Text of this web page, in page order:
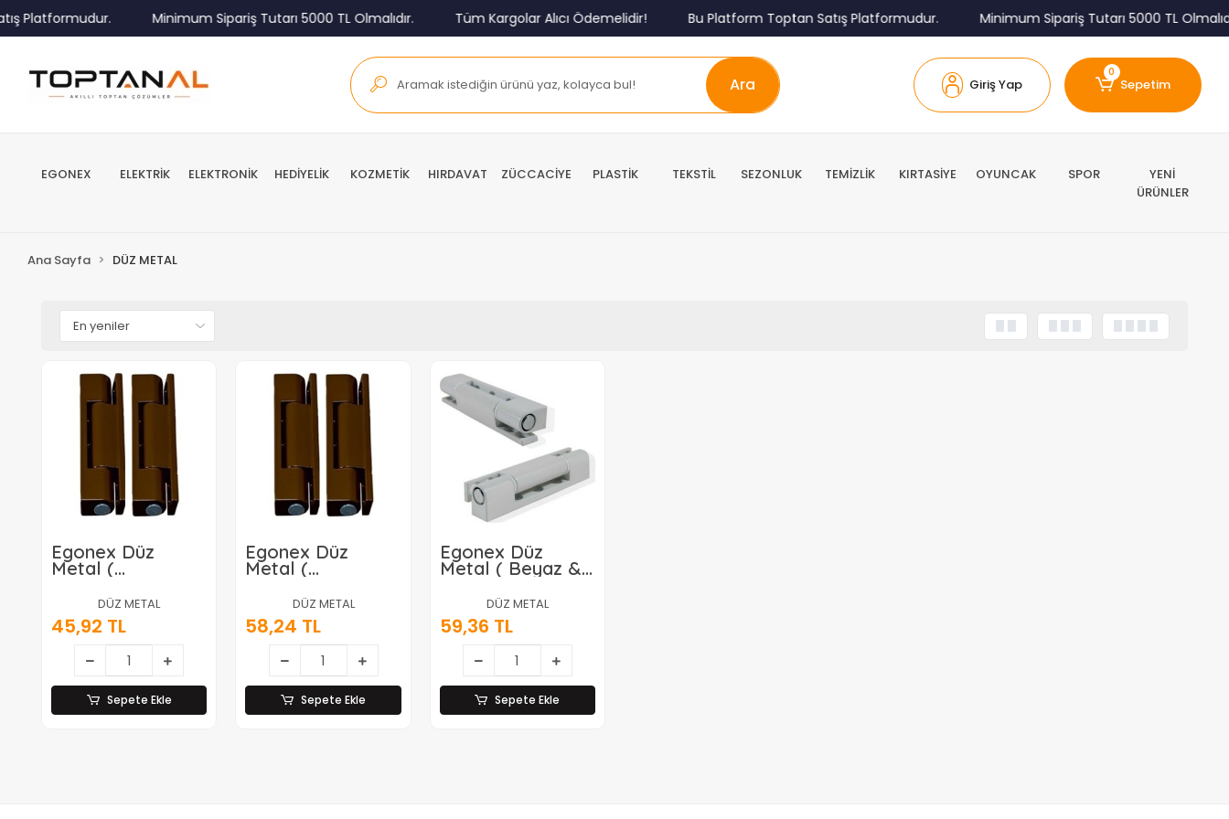
Platformudur. Minimum Sipariş Tutarı 5000 TL Olmalıdır. Tüm Kargolar Alıcı Ödemelidir! Bu Platform Toptan Satış Platformudur. Minimum Sipariş Tutarı 5000 TL
Ara Giriş Yap
0
Sepetim
EGONEX ELEKTRİK ELEKTRONİK HEDİYELİK KOZMETİK HIRDAVAT ZÜCCACİYE PLASTİK TEKSTİL SEZONLUK TEMİZLİK KIRTASİYE OYUNCAK SPOR
YENİ
ÜRÜNLER
Ana Sayfa DÜZ METAL
Egonex Düz
Metal (
Metal ) ( 75mm &
Pvc Pencere )
Menteşe*20x10
DÜZ METAL
45,92 TL
Sepete Ekle
Egonex Düz
Metal (
Metal ) ( 95mm &
Pvc Kapı )
Menteşe*20x7.5
DÜZ METAL
58,24 TL
Sepete Ekle
Egonex Düz
Metal ( Beyaz &
Pvc Kapı )
Menteşe*20x7.5
DÜZ METAL
59,36 TL
Sepete Ekle